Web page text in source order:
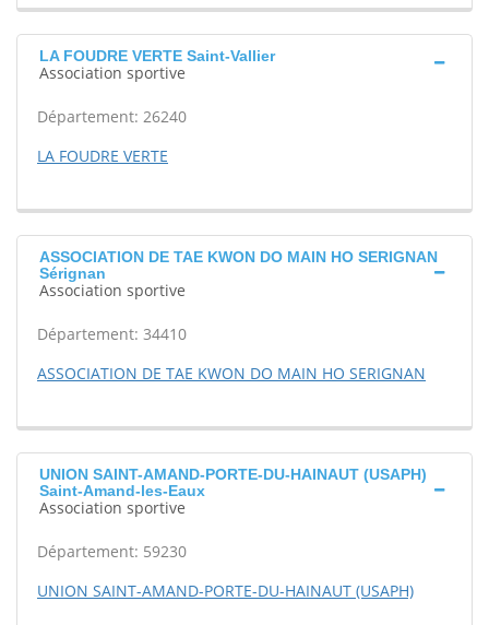
LA FOUDRE VERTE Saint-Vallier
Association sportive
Département: 26240
LA FOUDRE VERTE
ASSOCIATION DE TAE KWON DO MAIN HO SERIGNAN
Sérignan
Association sportive
Département: 34410
ASSOCIATION DE TAE KWON DO MAIN HO SERIGNAN
UNION SAINT-AMAND-PORTE-DU-HAINAUT (USAPH)
Saint-Amand-les-Eaux
Association sportive
Département: 59230
UNION SAINT-AMAND-PORTE-DU-HAINAUT (USAPH)